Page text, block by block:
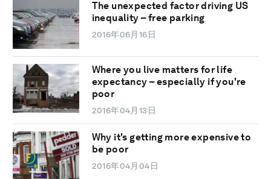
The unexpected factor driving US
inequality – free parking
2016年06月16日
Where you live matters for life
expectancy – especially if you're
poor
2016年04月13日
Why it's getting more expensive to
be poor
2016年04月04日